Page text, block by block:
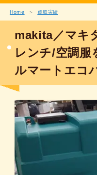
Home 買取実績
makita／マキ
レンチ/空調服
ルマートエコ